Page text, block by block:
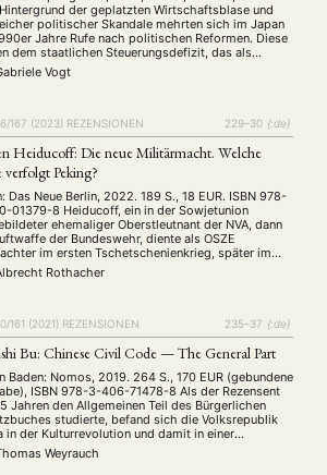
GRANT DER DGA
MITGLIEDSCHAFT
Mitgliedern (4) Art (5) ASIEN (Zeitschrift) (25)
Bericht (128) Bildung (22) Calls for…
Diskussion (74) Fellowship (111) Forschung (234)
(93) Gesellschaft
(39) Nationalism Online (235)
(417) Politikwissenschaften (13) Praktikum (8)
Programm (5) Publikation (23) Recht (20)
(4) Sprache (36) Sprachkurse (8)
(661) Stipendium (53) Studium (21)
Symposium (32) Tagung (500) Tourismus (14)
Webinar Wirtschaft
Workshop
der geplatzten Wirtschaftsblase und
politischer Skandale mehrten sich im Japan
Jahre Rufe nach politischen Reformen. Diese
dem staatlichen Steuerungsdefizit, das als
fur die Misere ausgemacht worden war,
wirken.
Vogt
167 (2023) REZENSIONEN 229–30 {:de}
Heiducoff: Die neue Militärmacht. Welche
verfolgt Peking?
Das Neue Berlin, 2022. 189 S., 18 EUR. ISBN 978-
01379-8 Heiducoff, ein in der Sowjetunion
ehemaliger Oberstleutnant der NVA, dann
der Bundeswehr, diente als OSZE
im ersten Tschetschenienkrieg, später im
ISAF in Afghanistan und als Militärberater des
Botschafters in Kabul. Dort fiel er 2008
Rothacher
161 (2021) REZENSIONEN 235–37 {:de}
Bu: Chinese Civil Code — The General Part
Baden: Nomos, 2019. 264 S., 170 EUR (gebundene
ISBN 978-3-406-71478-8 Als der Rezensent
Jahren den Allgemeinen Teil des Bürgerlichen
studierte, befand sich die Volksrepublik
in der Kulturrevolution und damit in einer
Wüstenlandschaft. Mao Zedong hatte mit der
1949 alles „reaktionäre“ Recht der
Weyrauch